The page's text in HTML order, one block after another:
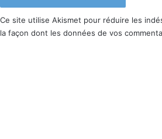
Ce site utilise Akismet pour réduire les
la façon dont les données de vos